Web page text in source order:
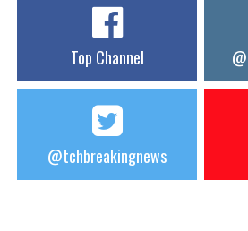
Top Channel
@tchbreakingnews